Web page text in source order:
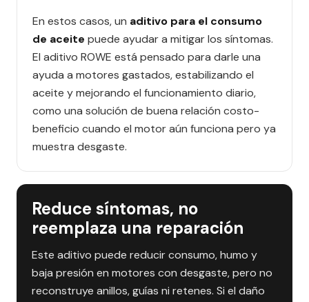
En estos casos, un aditivo para el consumo
de aceite puede ayudar a mitigar los síntomas.
El aditivo ROWE está pensado para darle una
ayuda a motores gastados, estabilizando el
aceite y mejorando el funcionamiento diario,
como una solución de buena relación costo-
beneficio cuando el motor aún funciona pero ya
muestra desgaste.
Reduce síntomas, no
reemplaza una reparación
Este aditivo puede reducir consumo, humo y
baja presión en motores con desgaste, pero no
reconstruye anillos, guías ni retenes. Si el daño